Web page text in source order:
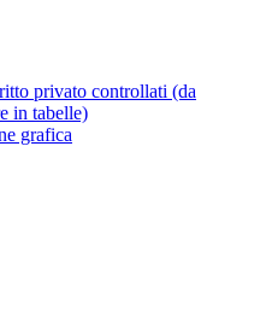
privato controllati (da
in tabelle)
grafica